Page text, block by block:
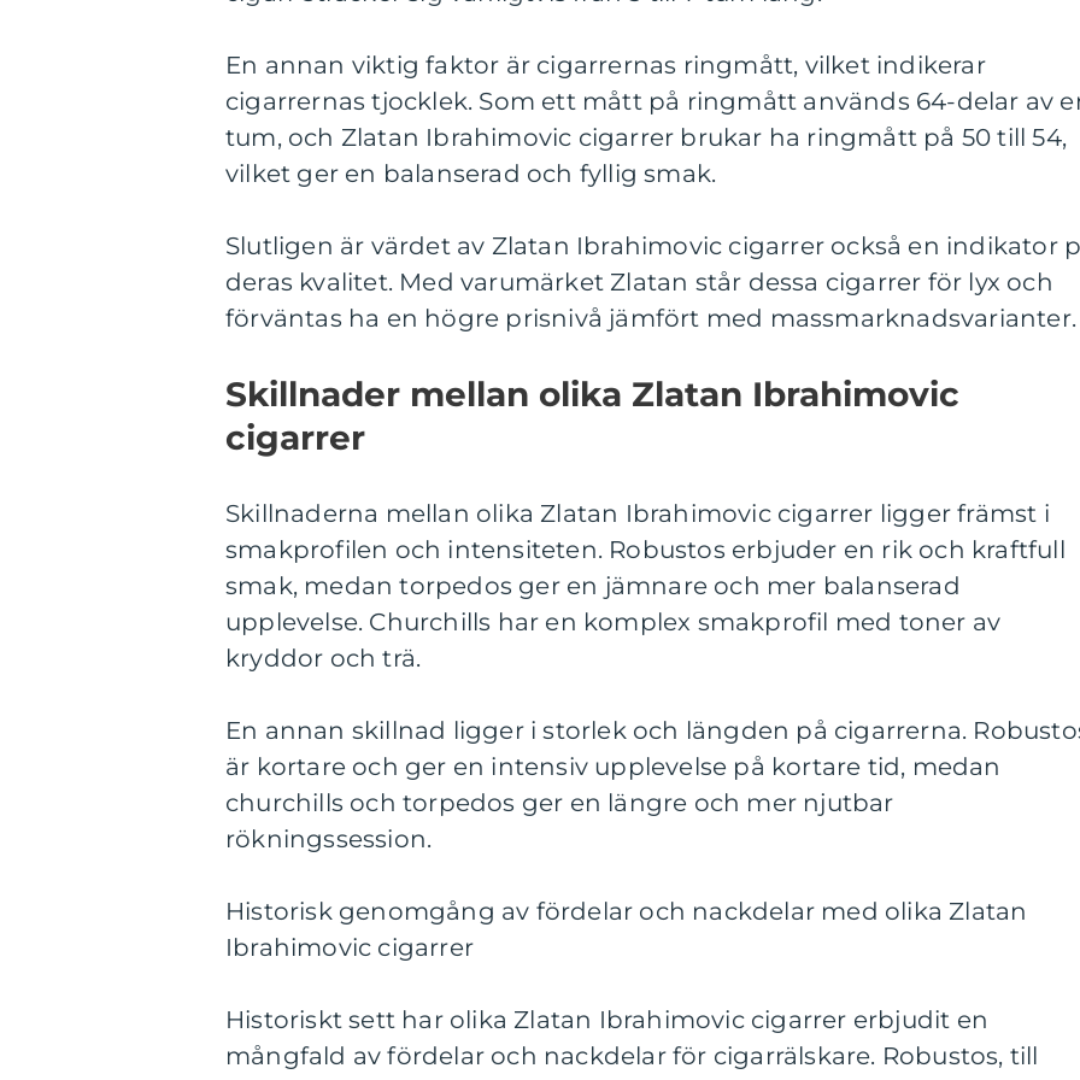
En annan viktig faktor är cigarrernas ringmått, vilket indikerar
cigarrernas tjocklek. Som ett mått på ringmått används 64-delar av
tum, och Zlatan Ibrahimovic cigarrer brukar ha ringmått på 50 till 54,
vilket ger en balanserad och fyllig smak.
Slutligen är värdet av Zlatan Ibrahimovic cigarrer också en indikator
deras kvalitet. Med varumärket Zlatan står dessa cigarrer för lyx och
förväntas ha en högre prisnivå jämfört med massmarknadsvarianter.
Skillnader mellan olika Zlatan Ibrahimovic
cigarrer
Skillnaderna mellan olika Zlatan Ibrahimovic cigarrer ligger främst i
smakprofilen och intensiteten. Robustos erbjuder en rik och kraftfull
smak, medan torpedos ger en jämnare och mer balanserad
upplevelse. Churchills har en komplex smakprofil med toner av
kryddor och trä.
En annan skillnad ligger i storlek och längden på cigarrerna.
är kortare och ger en intensiv upplevelse på kortare tid, medan
churchills och torpedos ger en längre och mer njutbar
rökningssession.
Historisk genomgång av fördelar och nackdelar med olika Zlatan
Ibrahimovic cigarrer
Historiskt sett har olika Zlatan Ibrahimovic cigarrer erbjudit en
mångfald av fördelar och nackdelar för cigarrälskare. Robustos, till